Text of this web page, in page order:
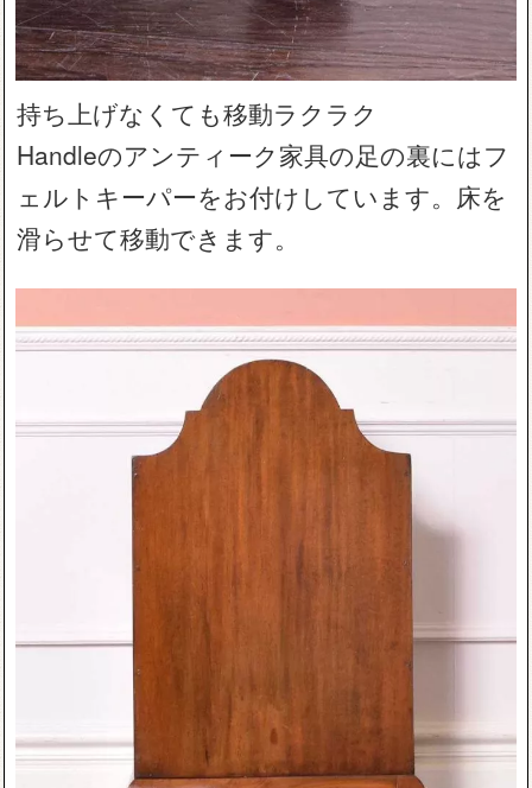
持ち上げなくても移動ラクラク
Handleのアンティーク家具の足の裏にはフ
ェルトキーパーをお付けしています。床を
滑らせて移動できます。